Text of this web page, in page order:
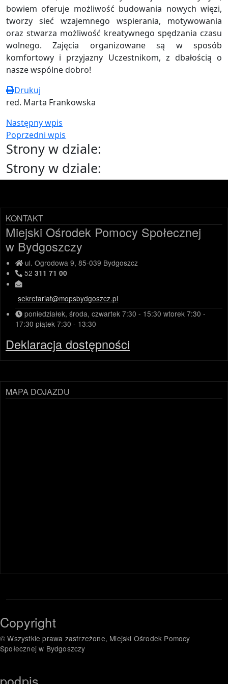
bowiem oferuje możliwość budowania nowych więzi,
tworzy sieć wzajemnego wspierania, motywowania
oraz stwarza możliwość kreatywnego spędzania czasu
wolnego. Zajęcia organizowane są w sposób
komfortowy i przyjazny Uczestnikom, z dbałością o
nasze wspólne dobro!
Drukuj
red. Marta Frankowska
Następny wpis
Poprzedni wpis
Strony w dziale:
Strony w dziale:
KONTAKT
Miejski Ośrodek Pomocy Społecznej
w Bydgoszczy
ul. Ogrodowa 9, 85-039 Bydgoszcz
52311 71 00
sekretariat@mopsbydgoszcz.pl
poniedziałek, środa, czwartek 7:30 - 15:30 wtorek 7:30 -
17:30 piątek 7:30 - 13:30
Deklaracja dostępności
MAPA DOJAZDU
Copyright
© Wszystkie prawa zastrzeżone, Miejski Ośrodek Pomocy
Społecznej w Bydgoszczy